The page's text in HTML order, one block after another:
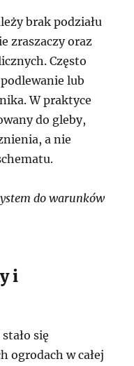
brak podziału
zraszaczy oraz
Często
lub
W praktyce
do gleby,
a nie
do warunków
i
się
ogrodach w całej